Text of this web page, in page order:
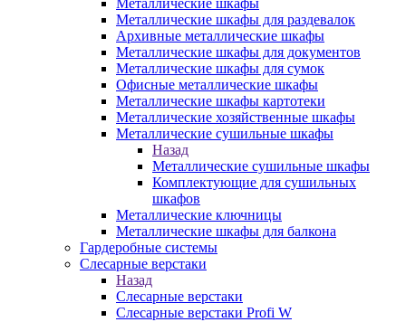
Металлические шкафы
Металлические шкафы для раздевалок
Архивные металлические шкафы
Металлические шкафы для документов
Металлические шкафы для сумок
Офисные металлические шкафы
Металлические шкафы картотеки
Металлические хозяйственные шкафы
Металлические сушильные шкафы
Назад
Металлические сушильные шкафы
Комплектующие для сушильных
шкафов
Металлические ключницы
Металлические шкафы для балкона
Гардеробные системы
Слесарные верстаки
Назад
Слесарные верстаки
Слесарные верстаки Profi W